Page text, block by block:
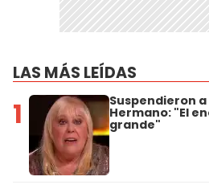
LAS MÁS LEÍDAS
1 Suspendieron
Hermano: "El
grande"